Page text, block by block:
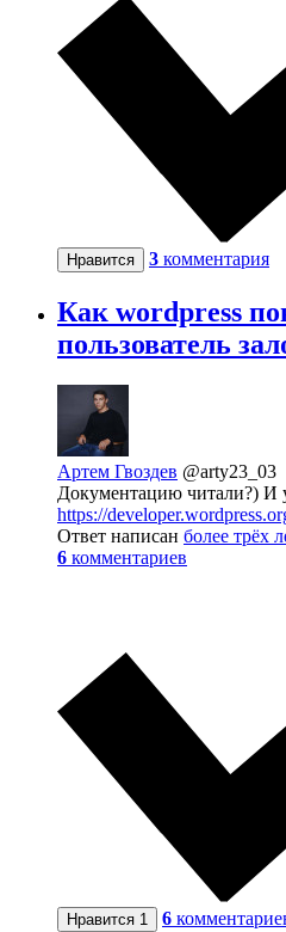
Нравится 3 комментария
Как wordpress
пользователь
Артем Гвоздев @arty23_03
Документацию читали?) И
https://
Ответ написан более трёх
6 комментариев
Нравится 1 6